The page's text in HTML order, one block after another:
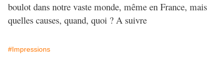
boulot dans notre vaste monde, même en France, mais
quelles causes, quand, quoi ? A suivre
#Impressions